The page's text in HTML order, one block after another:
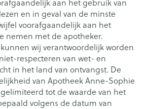
en in geval van de minste
voorafgaandelijk aan het
nemen met de apotheker.
wij verantwoordelijk worden
respecteren van wet- en
in het land van ontvangst. De
van Apotheek Anne-Sophie
tot de waarde van het
volgens de datum van